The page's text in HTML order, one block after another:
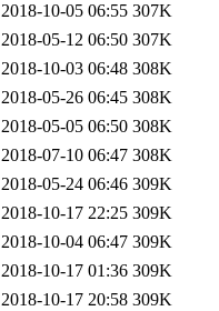
2018-10-05 06:55 307K
2018-05-12 06:50 307K
2018-10-03 06:48 308K
2018-05-26 06:45 308K
2018-05-05 06:50 308K
2018-07-10 06:47 308K
2018-05-24 06:46 309K
2018-10-17 22:25 309K
2018-10-04 06:47 309K
2018-10-17 01:36 309K
2018-10-17 20:58 309K